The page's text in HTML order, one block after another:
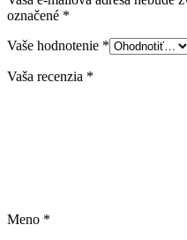
označené *
Vaše hodnotenie *
Vaša recenzia *
Meno *